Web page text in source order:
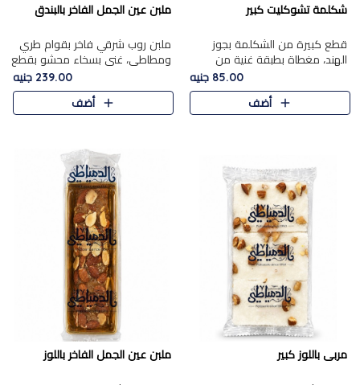
شكلمة تشوكليت كبير
قطع كبيرة من الشكلمة بجوز
الهند، مغطاة بطبقة غنية من
الشوكولاتة الفاخرة لتجمع بين
القوام الطري من الداخل مركز جوز
الهند المطاطي والمذاق الغن..
85.00 جنيه
أضف
ملبن عين الجمل الفاخر بالبندق
ملبن روب شرقي فاخر بقوام طري
ومطاطي، غني بسخاء محشو بقطع
عين الجمل والبندق المحمص التي
تضيف قرمشة مميزة مُرضية
ونكهة جوزية غنية في كل
239.00 جنيه
أضف
مربى باللوز كبير ملبن عين الجمل الفاخر باللوز